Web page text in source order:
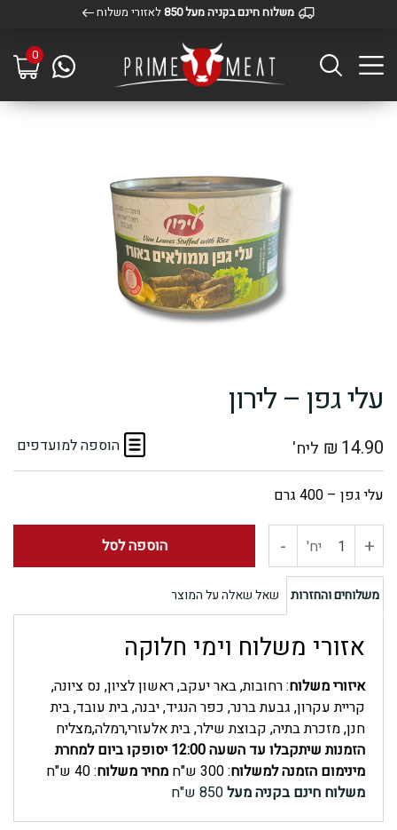
משלוח חינם בקניה מעל 850 לאזורי משלוח
0
עלי גפן – לירון
הוספה למועדפים ₪ 14.90 ליח'
עלי גפן – 400 גרם
+ כמות
-
לירון
יח' - הוספה לסל
משלוחים והחזרות שאל שאלה על המוצר
אזורי משלוח וימי חלוקה
איזורי משלוח: רחובות, באר יעקב, ראשון לציון, נס ציונה,
קריית עקרון, גבעת ברנר, כפר הנגיד, יבנה, בית עובד, בית
חנן, מזכרת בתיה, קבוצת שילר, בית אלעזרי,רמלה,מצליח
הזמנות שיתקבלו עד השעה 12:00 יסופקו ביום למחרת
מינימום הזמנה למשלוח: 300 ש"ח מחיר משלוח: 40 ש"ח
משלוח חינם בקניה מעל850 ש"ח